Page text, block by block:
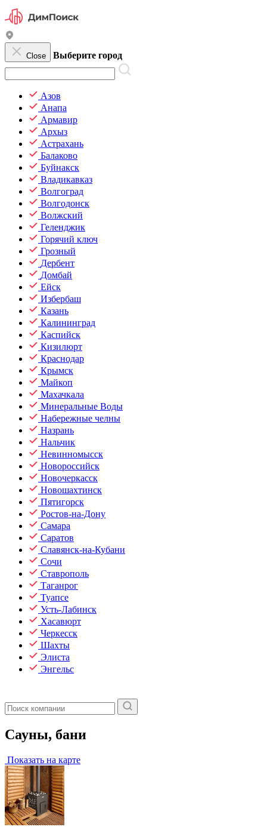
Close Выберите город
Азов
Анапа
Армавир
Архыз
Астрахань
Балаково
Буйнакск
Владикавказ
Волгоград
Волгодонск
Волжский
Геленджик
Горячий ключ
Грозный
Дербент
Домбай
Ейск
Избербаш
Казань
Калининград
Каспийск
Кизилюрт
Краснодар
Крымск
Майкоп
Махачкала
Минеральные Воды
Набережные челны
Назрань
Нальчик
Невинномысск
Новороссийск
Новочеркасск
Новошахтинск
Пятигорск
Ростов-на-Дону
Самара
Саратов
Славянск-на-Кубани
Сочи
Ставрополь
Таганрог
Туапсе
Усть-Лабинск
Хасавюрт
Черкесск
Шахты
Элиста
Энгельс
Сауны, бани
Показать на карте